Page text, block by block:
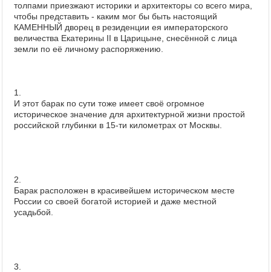
толпами приезжают историки и архитекторы со всего мира,
чтобы представить - каким мог бы быть настоящий
КАМЕННЫЙ дворец в резиденции ея императорского
величества Екатерины II в Царицыне, снесённой с лица
земли по её личному распоряжению.
1.
И этот барак по сути тоже имеет своё огромное
историческое значение для архитектурной жизни простой
российской глубинки в 15-ти километрах от Москвы.
2.
Барак расположен в красивейшем историческом месте
России со своей богатой историей и даже местной
усадьбой.
3.